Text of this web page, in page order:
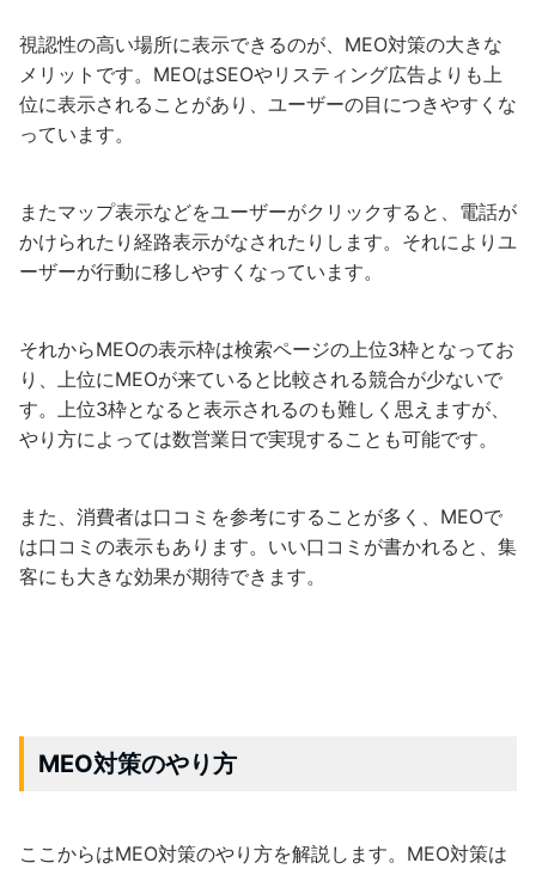
視認性の高い場所に表示できるのが、MEO対策の大きな
メリットです。MEOはSEOやリスティング広告よりも上
位に表示されることがあり、ユーザーの目につきやすくな
っています。
またマップ表示などをユーザーがクリックすると、電話が
かけられたり経路表示がなされたりします。それによりユ
ーザーが行動に移しやすくなっています。
それからMEOの表示枠は検索ページの上位3枠となってお
り、上位にMEOが来ていると比較される競合が少ないで
す。上位3枠となると表示されるのも難しく思えますが、
やり方によっては数営業日で実現することも可能です。
また、消費者は口コミを参考にすることが多く、MEOで
は口コミの表示もあります。いい口コミが書かれると、集
客にも大きな効果が期待できます。
MEO対策のやり方
ここからはMEO対策のやり方を解説します。MEO対策は